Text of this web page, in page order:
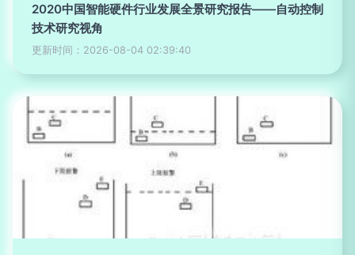
2020中国智能硬件行业发展全景研究报告——自动控制
技术研究视角
更新时间：2026-08-04 02:39:40